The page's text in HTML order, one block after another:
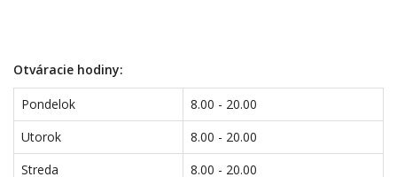
Otváracie hodiny:
Pondelok
8.00 - 20.00
Utorok
8.00 - 20.00
Streda
8.00 - 20.00